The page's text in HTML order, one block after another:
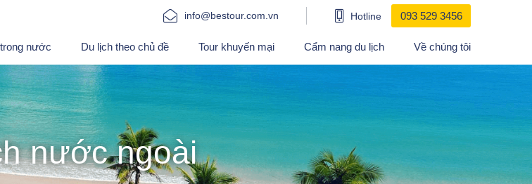
info@bestour.com.vn Hotline 093 529 3456
nước Du lịch theo chủ đề Tour khuyến mại Cẩm nang du lịch Về chúng tôi
nước ngoài